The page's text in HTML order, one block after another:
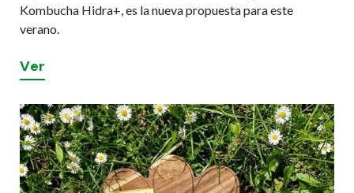
Kombucha Hidra+, es la nueva propuesta para este
verano.
Ver